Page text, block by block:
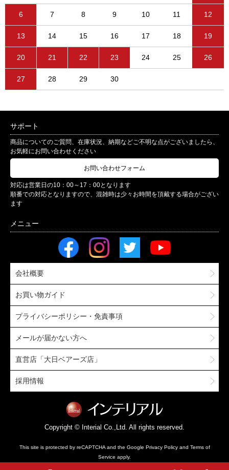
6 7 8 9 10 11 12
13 14 15 16 17 18 19
20 21 22 23 24 25 26
27 28 29 30
サポート
商品についてのご質問、在庫状況、納期などご不明な点がございましたら、
お気軽にお問い合わせください
お問い合わせフォーム
対応は営業日の10：00～17：00となります
順番での対応となりますので、混雑時は少々お時間を頂戴する場合がござい
ます
会社概要
お買い物ガイド
プライバシーポリシー・免責事項
メールが届かない方へ
直営店「大日ベアーズ店」
採用情報
Copyright © Interial Co.,Ltd. All rights reserved.
This site is protected by reCAPTCHA and the Google Privacy Policyand Terms of
Service apply.